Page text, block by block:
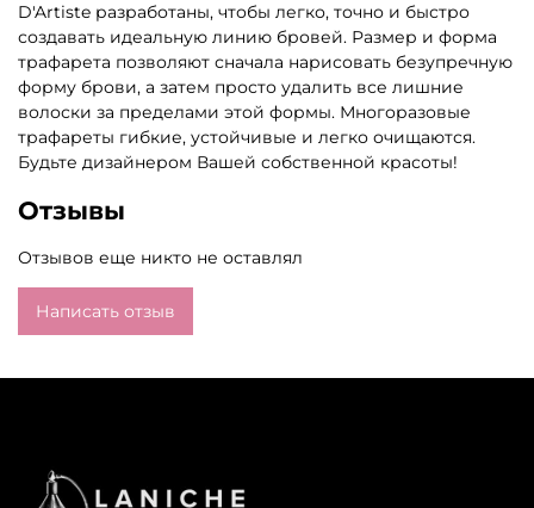
D'Artiste разработаны, чтобы легко, точно и быстро
создавать идеальную линию бровей. Размер и форма
трафарета позволяют сначала нарисовать безупречную
форму брови, а затем просто удалить все лишние
волоски за пределами этой формы. Многоразовые
трафареты гибкие, устойчивые и легко очищаются.
Будьте дизайнером Вашей собственной красоты!
Отзывы
Отзывов еще никто не оставлял
Написать отзыв